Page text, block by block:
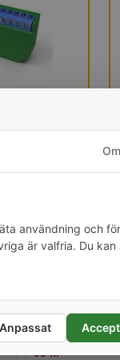
Ram till
Vit, Shelly Wall
99 kr
Om
användning och för
är valfria. Du
Anpassat